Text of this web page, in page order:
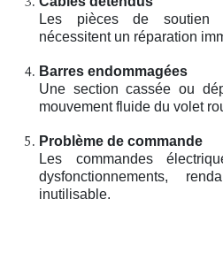
Les pièces de soutien
nécessitent un réparation
Barres endommagées
Une section cassée ou
mouvement fluide du volet
Problème de commande
Les commandes
dysfonctionnements,
inutilisable.